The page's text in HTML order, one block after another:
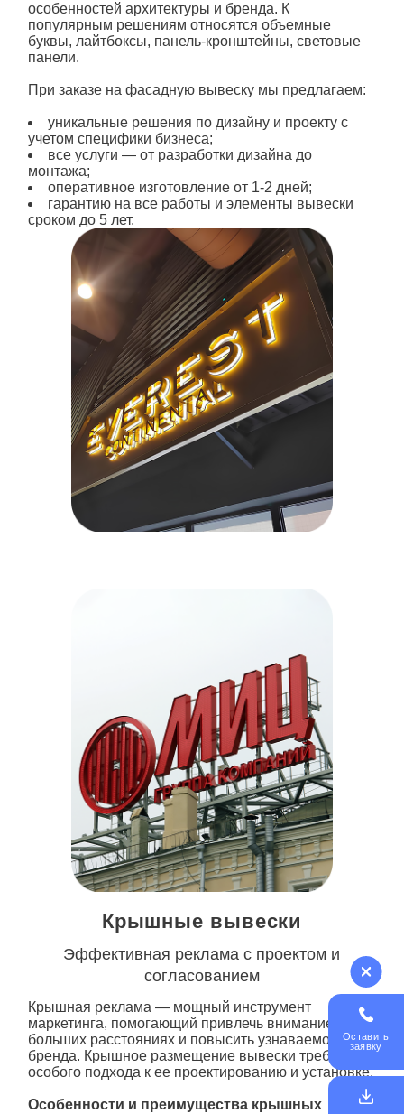
особенностей архитектуры и бренда. К
популярным решениям относятся объемные
буквы, лайтбоксы, панель-кронштейны, световые
панели.
При заказе на фасадную вывеску мы предлагаем:
уникальные решения по дизайну и проекту с
учетом специфики бизнеса;
все услуги — от разработки дизайна до
монтажа;
оперативное изготовление от 1-2 дней;
гарантию на все работы и элементы вывески
сроком до 5 лет.
Крышные вывески
Эффективная реклама с проектом и
согласованием
Крышная реклама — мощный инструмент
маркетинга, помогающий привлечь внимание на
больших расстояниях и повысить узнаваемость
бренда. Крышное размещение вывески требует
особого подхода к ее проектированию и установке.
Особенности и преимущества крышных
Оставить
заявку